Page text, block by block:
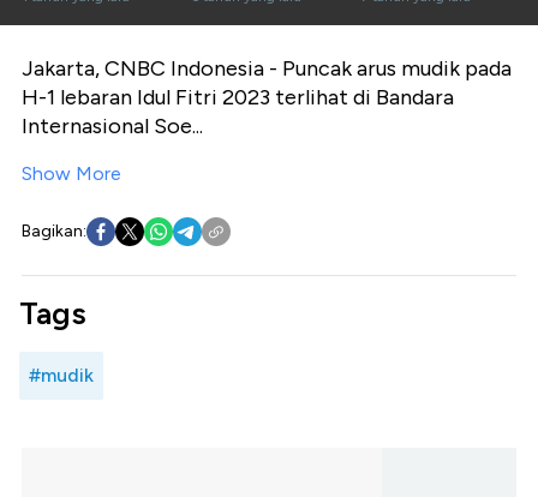
Impor
Jakarta, CNBC Indonesia - Puncak arus mudik pada
H-1 lebaran Idul Fitri 2023 terlihat di Bandara
Internasional Soe...
Show More
Bagikan:
Tags
#mudik